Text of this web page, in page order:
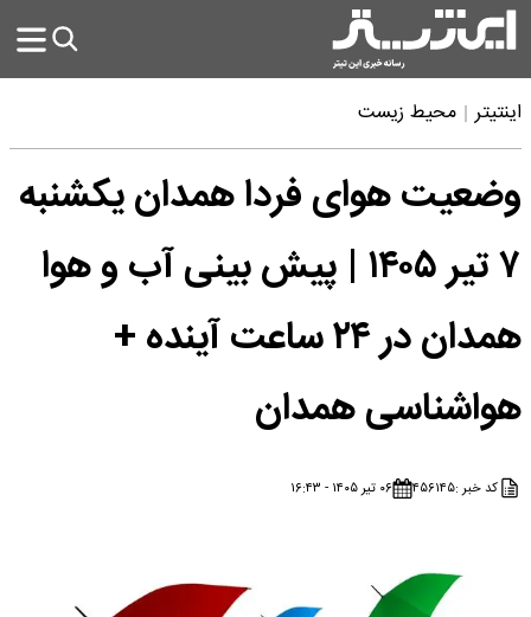
اینتیتر محیط زیست
وضعیت هوای فردا همدان یکشنبه
۷ تیر ۱۴۰۵ | پیش بینی آب و هوا
همدان در ۲۴ ساعت آینده +
هواشناسی همدان
کد خبر :۴۵۶۱۴۵ ۰۶ تیر ۱۴۰۵ - ۱۶:۴۳